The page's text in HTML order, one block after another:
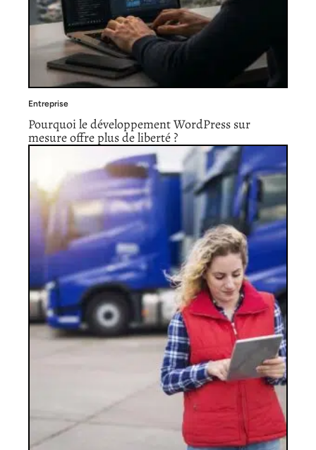
Entreprise
Pourquoi le développement WordPress sur
mesure offre plus de liberté ?